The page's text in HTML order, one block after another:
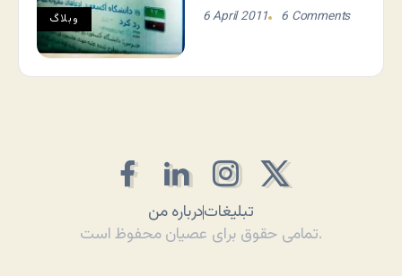
وبلاگ 6 April 2011 6 Comments
درباره منتبلیغات
تمامی حقوق برای عصیان محفوظ است.